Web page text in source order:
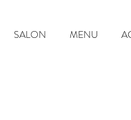
SALON MENU